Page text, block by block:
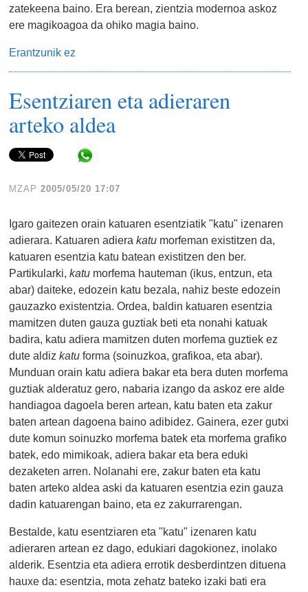
zatekeena baino. Era berean, zientzia modernoa askoz
ere magikoagoa da ohiko magia baino.
Erantzunik ez
Esentziaren eta adieraren
arteko aldea
MZAP 2005/05/20 17:07
Igaro gaitezen orain katuaren esentziatik "katu" izenaren
adierara. Katuaren adierakatu morfeman existitzen da,
katuaren esentzia katu batean existitzen den ber.
Partikularki,katu morfema hauteman (ikus, entzun, eta
abar) daiteke, edozein katu bezala, nahiz beste edozein
gauzazko existentzia. Ordea, baldin katuaren esentzia
mamitzen duten gauza guztiak beti eta nonahi katuak
badira, katu adiera mamitzen duten morfema guztiek ez
dute aldizkatu forma (soinuzkoa, grafikoa, eta abar).
Munduan orain katu adiera bakar eta bera duten morfema
guztiak alderatuz gero, nabaria izango da askoz ere alde
handiagoa dagoela beren artean, katu baten eta zakur
baten artean dagoena baino adibidez. Gainera, ezer gutxi
dute komun soinuzko morfema batek eta morfema grafiko
batek, edo mimikoak, adiera bakar eta bera eduki
dezaketen arren. Nolanahi ere, zakur baten eta katu
baten arteko aldea aski da katuaren esentzia ezin gauza
dadin katuarengan baino, eta ez zakurrarengan.
Bestalde, katu esentziaren eta "katu" izenaren katu
adieraren artean ez dago, edukiari dagokionez, inolako
alderik. Esentzia eta adiera errotik desberdintzen dituena
hauxe da: esentzia, mota zehatz bateko izaki bati era